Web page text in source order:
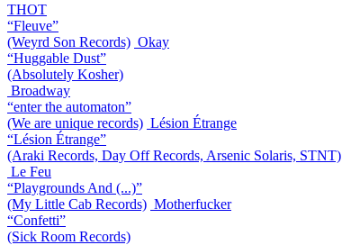
THOT
“Fleuve”
(Weyrd Son Records) Okay
“Huggable Dust”
(Absolutely Kosher)
Broadway
“enter the automaton”
(We are unique records) Lésion Étrange
“Lésion Étrange”
(Araki Records, Day Off Records, Arsenic Solaris, STNT)
Le Feu
“Playgrounds And (...)”
(My Little Cab Records) Motherfucker
“Confetti”
(Sick Room Records)